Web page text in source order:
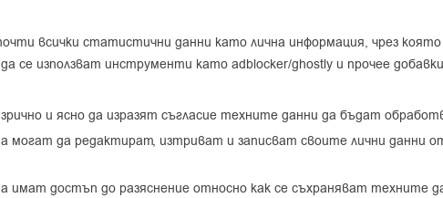
всички статистични данни като лична информация, чрез
се използват инструменти като adblocker/ghostly и прочее
и ясно да изразят съгласие техните данни да бъдат
да редактират, изтриват и записват своите лични данни
достъп до разяснение относно как се съхраняват техните